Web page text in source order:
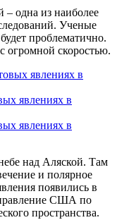
– одна из наиболее
Ученые
проблематично.
огромной скоростью.
явлениях в
явлениях в
над Аляской. Там
и полярное
появились в
США по
пространства.